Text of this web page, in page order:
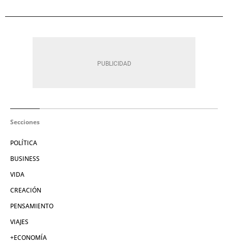
Secciones
POLÍTICA
BUSINESS
VIDA
CREACIÓN
PENSAMIENTO
VIAJES
+ECONOMÍA